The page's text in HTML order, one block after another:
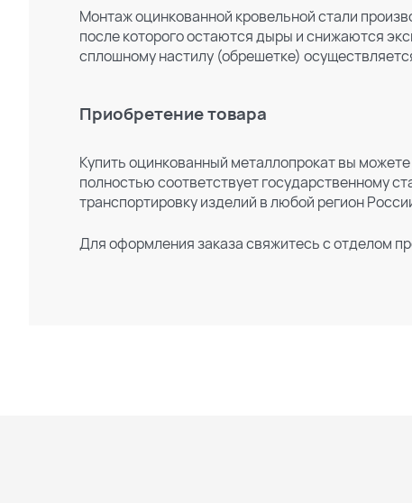
Монтаж оцинкованной кровельной стали
после которого остаются дыры и снижаются
сплошному настилу (обрешетке)
Приобретение товара
Купить оцинкованный металлопрокат вы
полностью соответствует государственному
транспортировку изделий в любой регион
Для оформления заказа свяжитесь с отделом